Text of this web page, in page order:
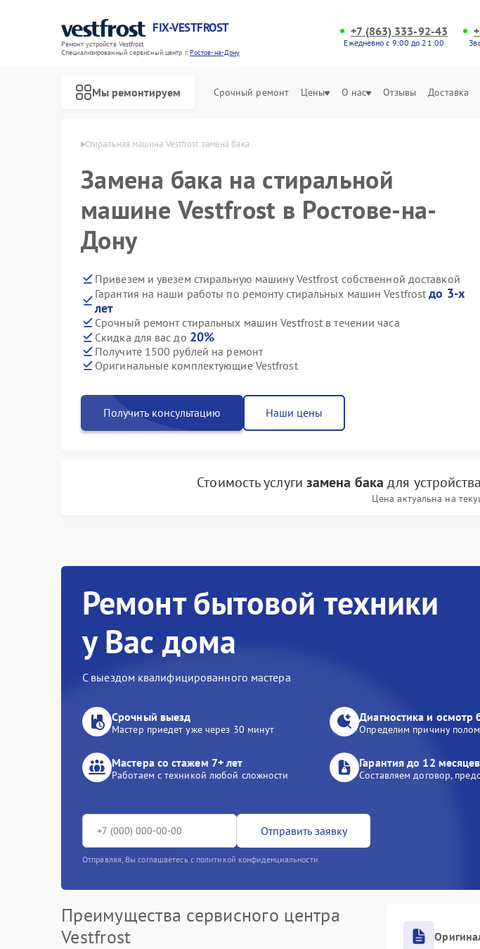
FIX-VESTFROST
Ремонт устройств Vestfrost
Специализированный cервисный центр г.Ростов-на-Дону
+7 (863) 333-92-43
Ежедневно с 9:00 до 21:00
Мы ремонтируем Срочный ремонт Цены О нас Отзывы Доставка
Стиральная машина Vestfrost замена бака
Замена бака на стиральной
машине Vestfrost в Ростове-на-
Дону
Привезем и увезем стиральную машину Vestfrost собственной доставкой
Гарантия на наши работы по ремонту стиральных машин Vestfrostдо 3-х
лет
Срочный ремонт стиральных машин Vestfrost в течении часа
Скидка для вас до 20%
Получите 1500 рублей на ремонт
Оригинальные комплектующие Vestfrost
Получить консультацию Наши цены
Стоимость услуги замена бака для устройства
Цена актуальна на
Ремонт бытовой техники
у Вас дома
С выездом квалифицированного мастера
Срочный выезд
Мастер приедет уже через 30 минут
Диагностика и осмотр
Определим причину
Мастера со стажем 7+ лет
Работаем с техникой любой сложности
Гарантия до 12 месяцев
Составляем договор,
Отправить заявку
Отправляя, Вы соглашаетесь с политикой конфиденциальности
Преимущества сервисного центра
Vestfrost